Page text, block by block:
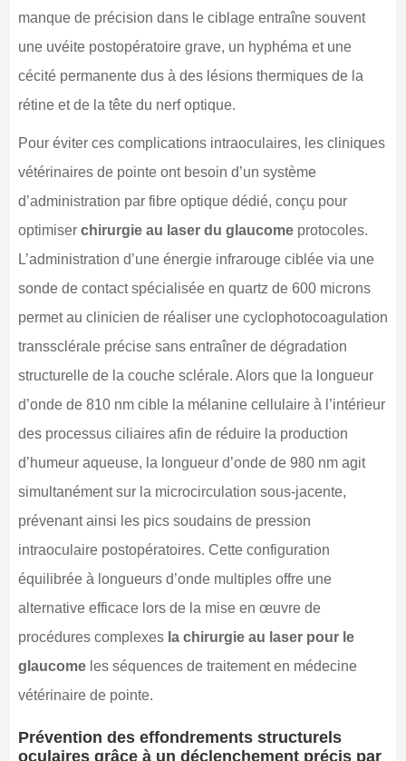
manque de précision dans le ciblage entraîne souvent
une uvéite postopératoire grave, un hyphéma et une
cécité permanente dus à des lésions thermiques de la
rétine et de la tête du nerf optique.
Pour éviter ces complications intraoculaires, les cliniques
vétérinaires de pointe ont besoin d’un système
d’administration par fibre optique dédié, conçu pour
optimiser chirurgie au laser du glaucomeprotocoles.
L’administration d’une énergie infrarouge ciblée via une
sonde de contact spécialisée en quartz de 600 microns
permet au clinicien de réaliser une cyclophotocoagulation
transsclérale précise sans entraîner de dégradation
structurelle de la couche sclérale. Alors que la longueur
d’onde de 810 nm cible la mélanine cellulaire à l’intérieur
des processus ciliaires afin de réduire la production
d’humeur aqueuse, la longueur d’onde de 980 nm agit
simultanément sur la microcirculation sous-jacente,
prévenant ainsi les pics soudains de pression
intraoculaire postopératoires. Cette configuration
équilibrée à longueurs d’onde multiples offre une
alternative efficace lors de la mise en œuvre de
procédures complexes la chirurgie au laser pour le
glaucomeles séquences de traitement en médecine
vétérinaire de pointe.
Prévention des effondrements structurels
oculaires grâce à un déclenchement précis par